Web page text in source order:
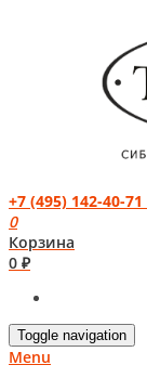
+7 (495) 142-40-71
0
Корзина
0 ₽
Toggle navigation
Menu